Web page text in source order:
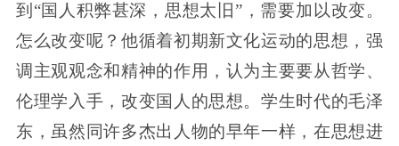
到“国人积弊甚深，思想太旧”，需要加以改变。
怎么改变呢？他循着初期新文化运动的思想，强
调主观观念和精神的作用，认为主要要从哲学、
伦理学入手，改变国人的思想。学生时代的毛泽
东，虽然同许多杰出人物的早年一样，在思想进